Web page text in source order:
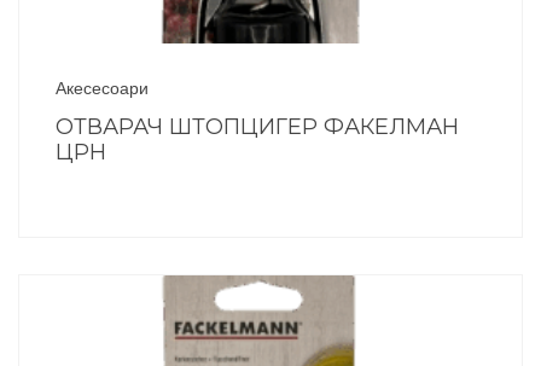
Акесесоари
ОТВАРАЧ ШТОПЦИГЕР ФАКЕЛМАН
ЦРН